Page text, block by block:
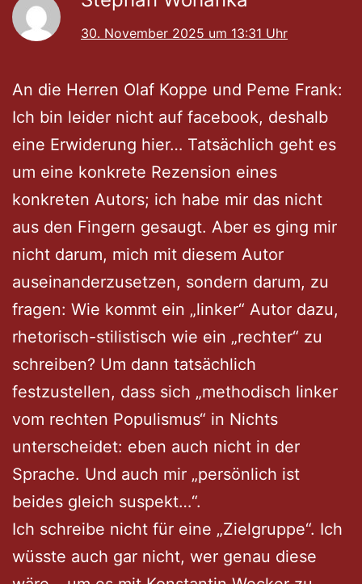
30. November 2025 um 13:31 Uhr
An die Herren Olaf Koppe und Peme Frank:
Ich bin leider nicht auf facebook, deshalb
eine Erwiderung hier… Tatsächlich geht es
um eine konkrete Rezension eines
konkreten Autors; ich habe mir das nicht
aus den Fingern gesaugt. Aber es ging mir
nicht darum, mich mit diesem Autor
auseinanderzusetzen, sondern darum, zu
fragen: Wie kommt ein „linker“ Autor dazu,
rhetorisch-stilistisch wie ein „rechter“ zu
schreiben? Um dann tatsächlich
festzustellen, dass sich „methodisch linker
vom rechten Populismus“ in Nichts
unterscheidet: eben auch nicht in der
Sprache. Und auch mir „persönlich ist
beides gleich suspekt…“.
Ich schreibe nicht für eine „Zielgruppe“. Ich
wüsste auch gar nicht, wer genau diese